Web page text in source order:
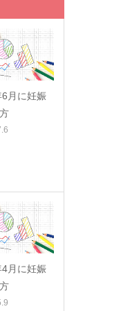
月に妊娠
月に妊娠